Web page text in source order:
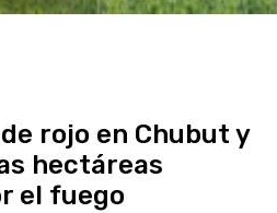
rojo en Chubut y
hectáreas
el fuego